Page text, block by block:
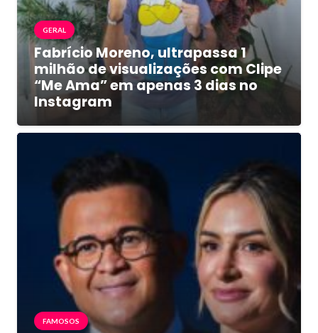
GERAL
Fabrício Moreno, ultrapassa 1
milhão de visualizações com Clipe
“Me Ama” em apenas 3 dias no
Instagram
FAMOSOS